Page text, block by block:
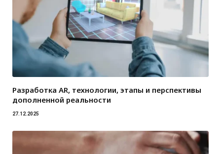
Разработка AR, технологии, этапы и перспективы
дополненной реальности
27.12.2025